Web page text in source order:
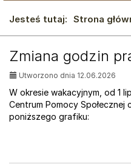
Jesteś tutaj: Strona
Zmiana godzin
Utworzono dnia 12.06.2026
W okresie wakacyjnym, od 1
Centrum Pomocy Społecznej
poniższego grafiku: